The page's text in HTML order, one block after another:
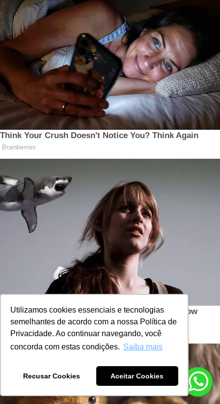
Utilizamos cookies essenciais e tecnologias
semelhantes de acordo com a nossa Política de
Privacidade. Ao continuar navegando, você
concorda com estas condições. Saiba mais
Recusar Cookies Aceitar Cookies